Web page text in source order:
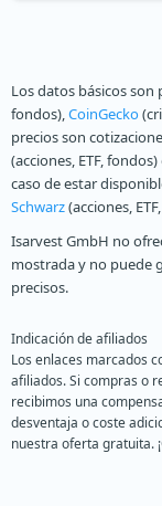
Los datos básicos
fondos),CoinGecko
precios son
(acciones, ETF,
caso de estar
Schwarz(acciones,
Isarvest GmbH no
mostrada y no puede
precisos.
Indicación de afiliados
Los enlaces marcados
afiliados. Si compras o
recibimos una
desventaja o coste
nuestra oferta gratuita.